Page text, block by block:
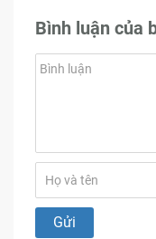
Bình luận của